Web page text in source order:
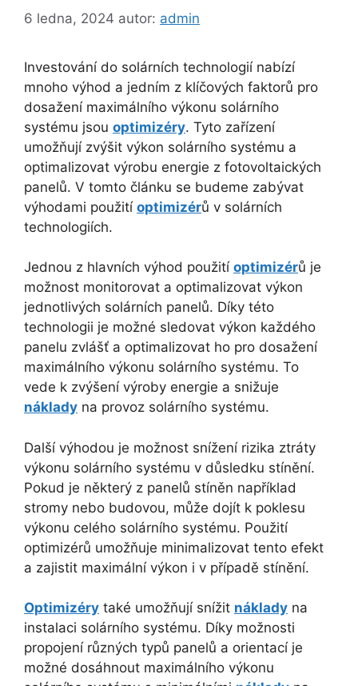
6 ledna, 2024 autor: admin
Investování do solárních technologií nabízí
mnoho výhod a jedním z klíčových faktorů pro
dosažení maximálního výkonu solárního
systému jsou optimizéry. Tyto zařízení
umožňují zvýšit výkon solárního systému a
optimalizovat výrobu energie z fotovoltaických
panelů. V tomto článku se budeme zabývat
výhodami použití optimizérů v solárních
technologiích.
Jednou z hlavních výhod použití optimizérů je
možnost monitorovat a optimalizovat výkon
jednotlivých solárních panelů. Díky této
technologii je možné sledovat výkon každého
panelu zvlášť a optimalizovat ho pro dosažení
maximálního výkonu solárního systému. To
vede k zvýšení výroby energie a snižuje
náklady na provoz solárního systému.
Další výhodou je možnost snížení rizika ztráty
výkonu solárního systému v důsledku stínění.
Pokud je některý z panelů stíněn například
stromy nebo budovou, může dojít k poklesu
výkonu celého solárního systému. Použití
optimizérů umožňuje minimalizovat tento efekt
a zajistit maximální výkon i v případě stínění.
Optimizéry také umožňují snížit náklady na
instalaci solárního systému. Díky možnosti
propojení různých typů panelů a orientací je
možné dosáhnout maximálního výkonu